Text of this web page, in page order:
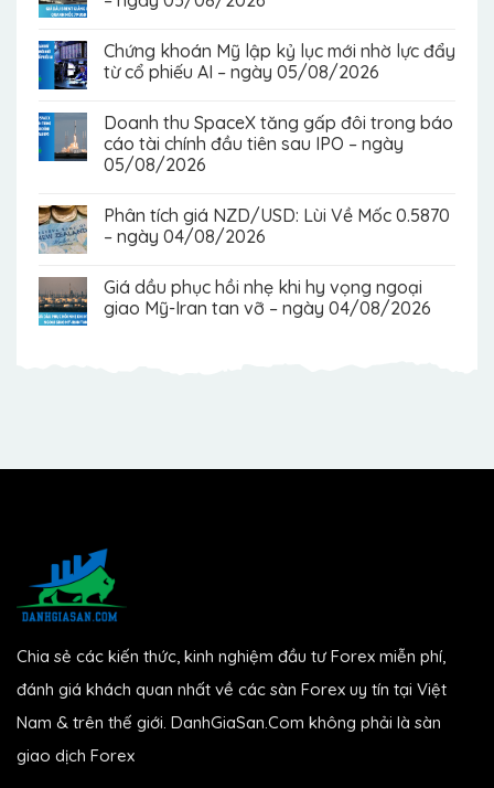
Chứng khoán Mỹ lập kỷ lục mới nhờ lực đẩy
từ cổ phiếu AI – ngày 05/08/2026
Doanh thu SpaceX tăng gấp đôi trong báo
cáo tài chính đầu tiên sau IPO – ngày
05/08/2026
Phân tích giá NZD/USD: Lùi Về Mốc 0.5870
– ngày 04/08/2026
Giá dầu phục hồi nhẹ khi hy vọng ngoại
giao Mỹ-Iran tan vỡ – ngày 04/08/2026
Chia sẻ các kiến thức, kinh nghiệm đầu tư Forex miễn phí,
đánh giá khách quan nhất về các sàn Forex uy tín tại Việt
Nam & trên thế giới. DanhGiaSan.Com không phải là sàn
giao dịch Forex